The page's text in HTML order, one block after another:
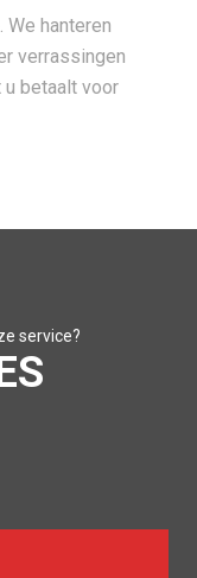
hanteren
verrassingen
betaalt voor
service?